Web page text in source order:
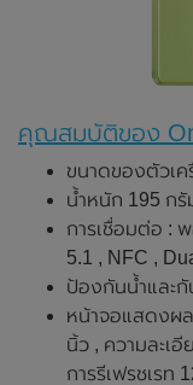
คุณสมบัติของ
ขนาดของตัวเค
น้ำหนัก 195 กรั
การเชื่อมต่อ :
5.1 , NFC ,
ป้องกันน้ำและ
หน้าจอแสดงผ
นิ้ว , ความละเ
การรีเฟรชเรท